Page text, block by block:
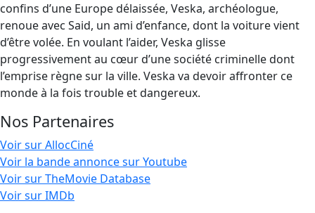
confins d’une Europe délaissée, Veska, archéologue,
renoue avec Said, un ami d’enfance, dont la voiture vient
d’être volée. En voulant l’aider, Veska glisse
progressivement au cœur d’une société criminelle dont
l’emprise règne sur la ville. Veska va devoir affronter ce
monde à la fois trouble et dangereux.
Nos Partenaires
Voir sur AllocCiné
Voir la bande annonce sur Youtube
Voir sur TheMovie Database
Voir sur IMDb